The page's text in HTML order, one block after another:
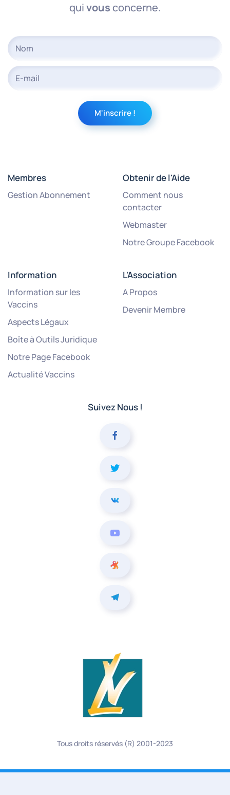
quivousconcerne.
Membres
Gestion Abonnement
Obtenir de l'Aide
Comment nous
contacter
Webmaster
Notre Groupe Facebook
Information
Information sur les
Vaccins
Aspects Légaux
Boîte à Outils Juridique
Notre Page Facebook
Actualité Vaccins
L'Association
A Propos
Devenir Membre
Suivez Nous !
Tous droits réservés (R) 2001-2023